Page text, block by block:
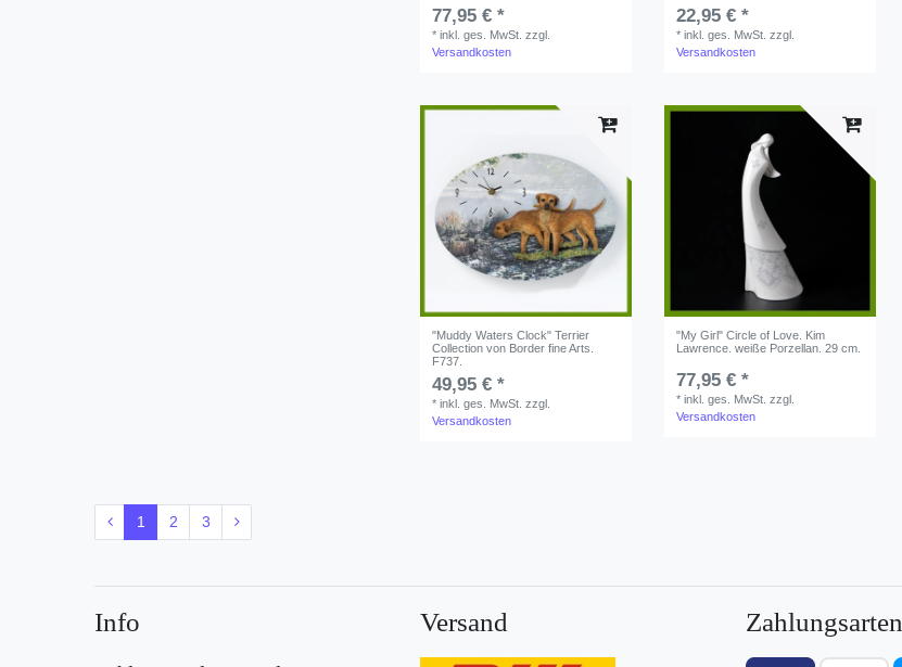
77,95 € *
*inkl. ges. MwSt. zzgl.
Versandkosten
22,95 € *
*inkl. ges. MwSt. zzgl.
Versandkosten
"Muddy Waters Clock" Terrier
Collection von Border fine Arts.
F737.
49,95 € *
*inkl. ges. MwSt. zzgl.
Versandkosten
"My Girl" Circle of Love. Kim
Lawrence. weiße Porzellan. 29 cm.
77,95 € *
*inkl. ges. MwSt. zzgl.
Versandkosten
1 2 3
Info Versand Zahlungsarten